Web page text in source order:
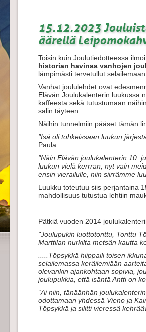
15.12.2023
äärellä
Toisin kuin Joulutiedotteessa
historian havinaa vanhojen
lämpimästi tervetullut
Vanhat joululehdet ovat
Elävän Joulukalenterin luukussa
kaffeesta sekä tutustumaan
salin täyteen.
Näihin tunnelmiin pääset tämän
"Isä oli tohkeissaan luukun
Paula.
"Näin Elävän joulukalenterin 10.
luukun vielä kerrran, nyt vain
ensin vierailulle, niin siirrämme
Luukku toteutuu siis perjantaina
mahdollisuus tutustua lehtiin
Pätkiä vuoden 2014
"Joulupukin luottotonttu, Tonttu
Marttilan nurkilta metsän kautta
.....Töpsykkä hiippaili toisen
selailemassa keräilemiään
olevankin ajankohtaan sopivia,
joulupukkia, että isäntä Antti on
“Ai niin, tänäänhän
odottamaan yhdessä Vieno ja
Töpsykkä ja silitti vieressä